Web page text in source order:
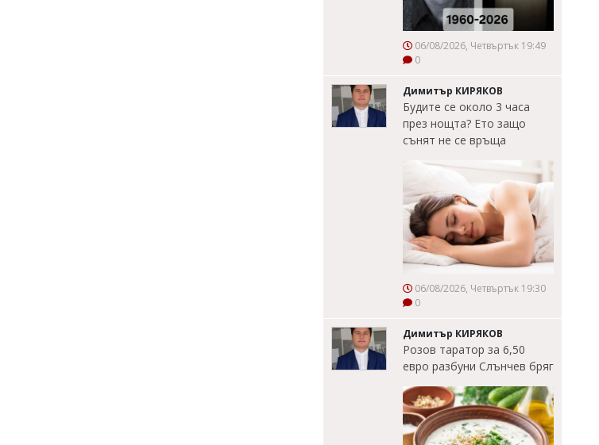
06/08/2026, Четвъртък 19:49
0
Димитър КИРЯКОВ
Будите се около 3 часа
през нощта? Ето защо
сънят не се връща
06/08/2026, Четвъртък 19:30
0
Димитър КИРЯКОВ
Розов таратор за 6,50
евро разбуни Слънчев бряг